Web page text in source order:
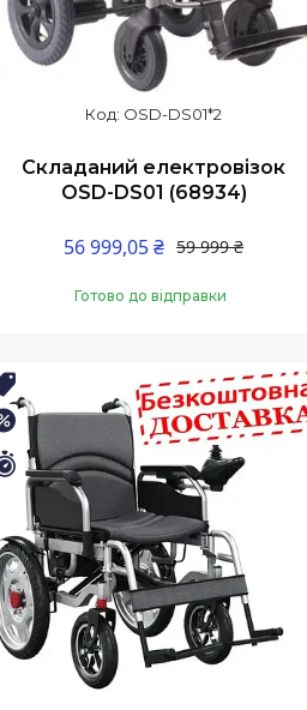
OSD-DS01*2
Складаний електровізок
OSD-DS01 (68934)
59 999 ₴
56 999,05 ₴
Готово до відправки
БЕЗКОШТОВНА ДОСТАВКА
–5%
Залишилось 6 днів